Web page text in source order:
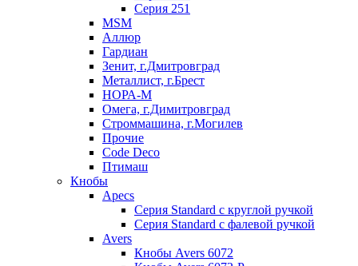
Серия 251
MSM
Аллюр
Гардиан
Зенит, г.Дмитровград
Металлист, г.Брест
НОРА-М
Омега, г.Димитровград
Строммашина, г.Могилев
Прочие
Code Deco
Птимаш
Кнобы
Apecs
Серия Standard с круглой ручкой
Серия Standard с фалевой ручкой
Avers
Кнобы Avers 6072